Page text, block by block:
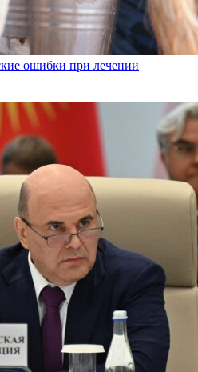
ошибки при лечении